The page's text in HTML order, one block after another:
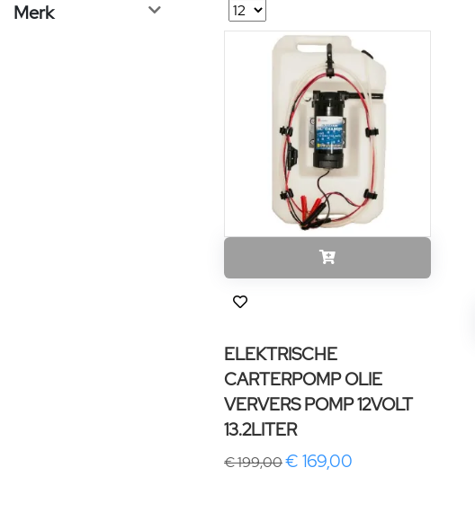
Merk
ELEKTRISCHE
CARTERPOMP OLIE
VERVERS POMP 12VOLT
13.2LITER
€ 199,00€ 169,00